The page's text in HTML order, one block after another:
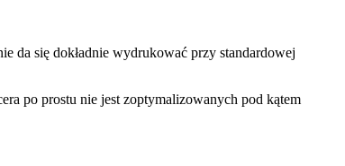
da się dokładnie wydrukować przy standardowej
po prostu nie jest zoptymalizowanych pod kątem